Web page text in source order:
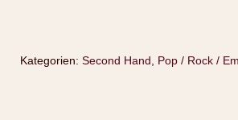
Kategorien: Second Hand Pop / Rock /